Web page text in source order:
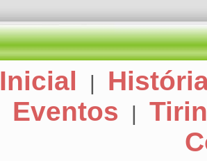
Inicial |
Eventos
|